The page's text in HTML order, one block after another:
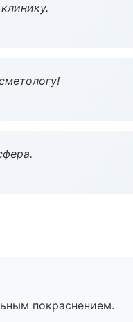
покраснением.